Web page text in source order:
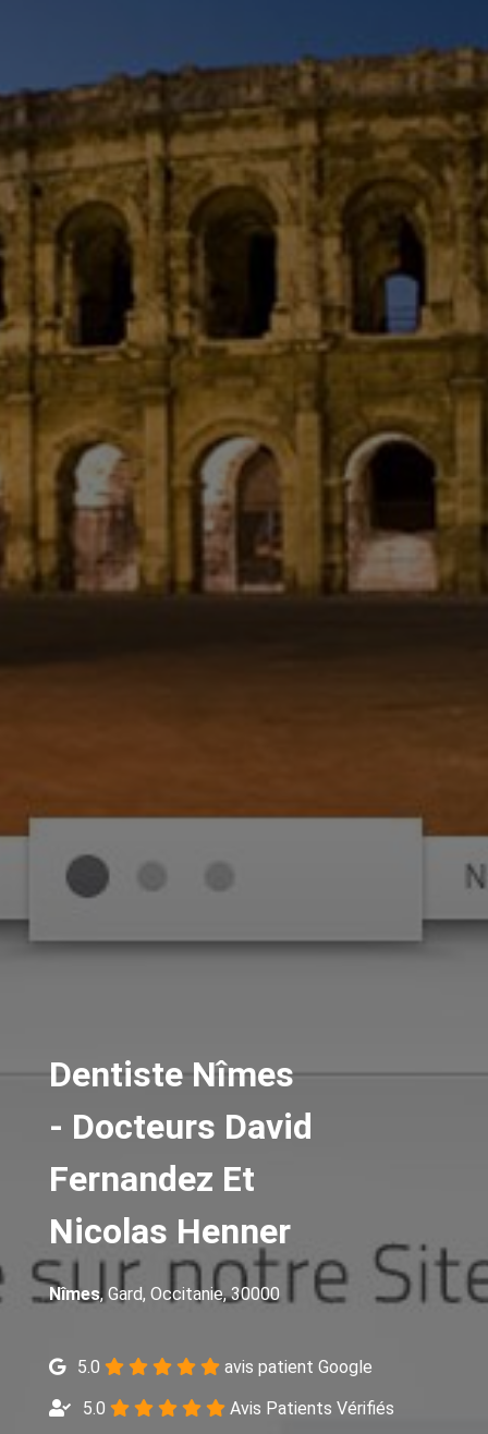
Dentiste Nîmes
- Docteurs David
Fernandez Et
Nicolas Henner
Nîmes, Gard, Occitanie, 30000
5.0
avis patient Google
5.0
Avis Patients Vérifiés